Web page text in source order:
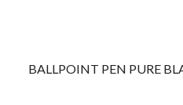
BALLPOINT PEN PURE